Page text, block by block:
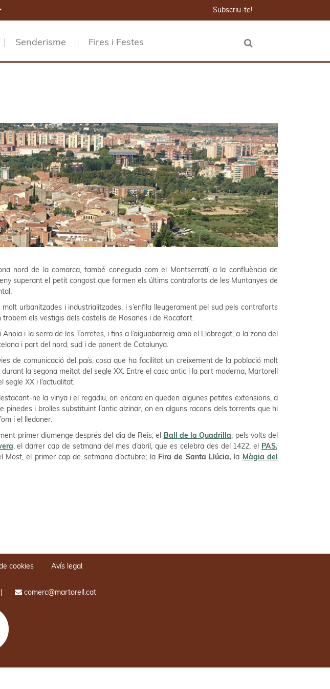
Subscriu-te!
Senderisme Fires i Festes
nord de la comarca, també coneguda com el Montserratí, a la confluència de
superant el petit congost que formen els últims contraforts de les Muntanyes de
urbanitzades i industrialitzades, i s’enfila lleugerament pel sud pels contraforts
trobem els vestigis dels castells de Rosanes i de Rocafort.
i la serra de les Torretes, i fins a l’aiguabarreig amb el Llobregat, a la zona del
i part del nord, sud i de ponent de Catalunya.
de comunicació del país, cosa que ha facilitat un creixement de la població molt
la segona meitat del segle XX. Entre el casc antic i la part moderna, Martorell
segle XX i l’actualitat.
ne la vinya i el regadiu, on encara en queden algunes petites extensions, a
i brolles substituint l’antic alzinar, on en alguns racons dels torrents que hi
i el lledoner.
primer diumenge després del dia de Reis; el Ball de la Quadrilla, pels volts del
, el darrer cap de setmana del mes d’abril, que es celebra des del 1422; el PAS,
Most, el primer cap de setmana d’octubre; la Fira de Santa Llúcia, la Màgia del
cookies Avís legal
comerc@martorell.cat